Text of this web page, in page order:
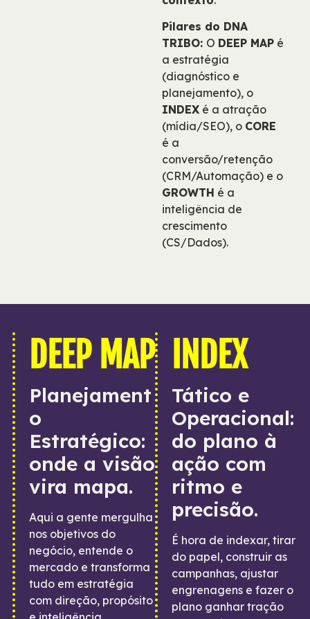
Pilares do DNA
TRIBO: O DEEP MAP é
a estratégia
(diagnóstico e
planejamento), o
INDEX é a atração
(mídia/SEO), o CORE
é a
conversão/retenção
(CRM/Automação) e o
GROWTH é a
inteligência de
crescimento
(CS/Dados).
DEEP MAP
Planejament
o
Estratégico:
onde a visão
vira mapa.
Aqui a gente mergulha
nos objetivos do
negócio, entende o
mercado e transforma
tudo em estratégia
com direção, propósito
INDEX
Tático e
Operacional:
do plano à
ação com
ritmo e
precisão.
É hora de indexar, tirar
do papel, construir as
campanhas, ajustar
engrenagens e fazer o
plano ganhar tração